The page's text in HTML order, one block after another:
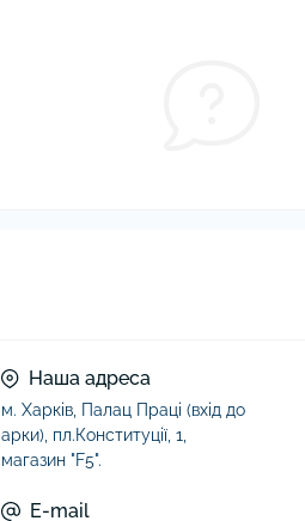
Наша адреса
м. Харків, Палац Праці (вхід до
арки), пл.Конституції, 1,
магазин "F5".
E-mail